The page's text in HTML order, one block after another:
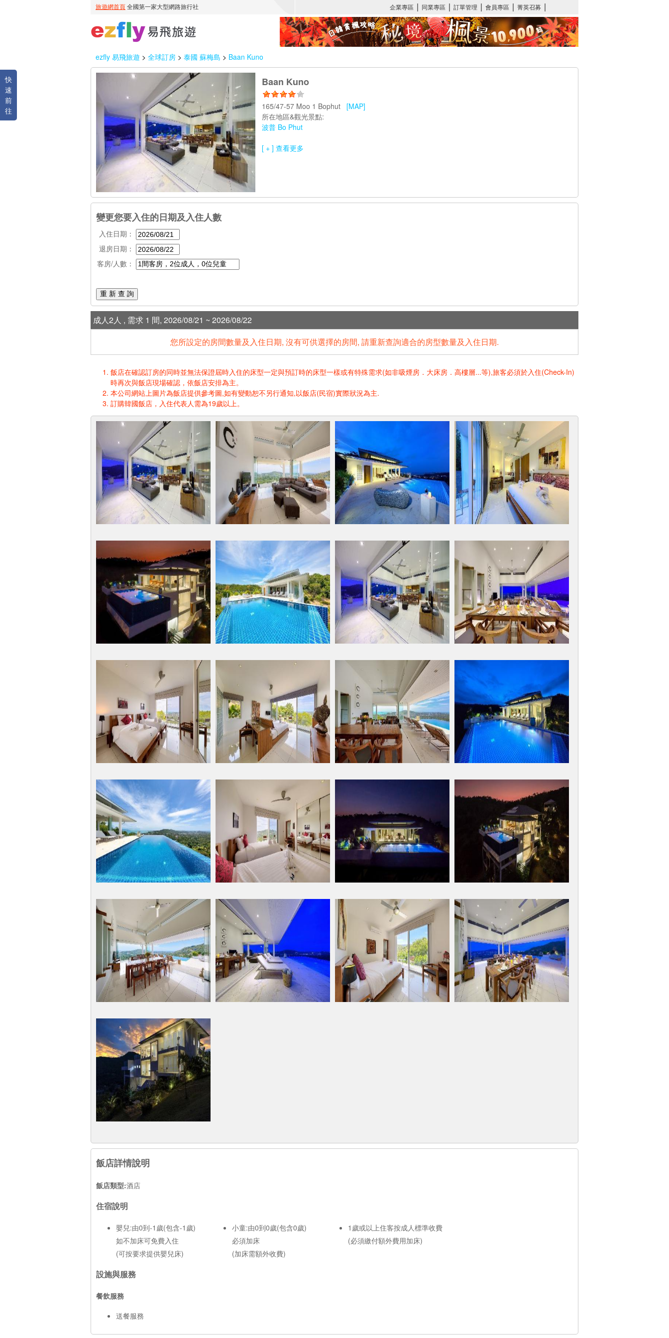
ezfly 易飛旅遊 > 全球訂房 > 泰國 蘇梅島 > Baan Kuno
快
速
前
往
Baan Kuno
165/47-57 Moo 1 Bophut [MAP]
所在地區&觀光景點:
波普 Bo Phut
[ + ] 查看更多
變更您要入住的日期及入住人數
入住日期：
退房日期：
客房/人數：
重 新 查 詢
成人2人 , 需求 1 間, 2026/08/21 ~ 2026/08/22
您所設定的房間數量及入住日期, 沒有可供選擇的房間, 請重新查詢適合的房型數量及入住日期.
飯店在確認訂房的同時並無法保證屆時入住的床型一定與預訂時的床型一樣或有特殊需求(如非吸煙房．大床房．高樓層...等),旅客必須於入住(Check-In)
時再次與飯店現場確認，依飯店安排為主。
本公司網站上圖片為飯店提供參考圖,如有變動恕不另行通知,以飯店(民宿)實際狀況為主.
訂購韓國飯店，入住代表人需為19歲以上。
飯店詳情說明
飯店類型:酒店
住宿說明
嬰兒:由0到-1歲(包含-1歲)
如不加床可免費入住
(可按要求提供嬰兒床)
小童:由0到0歲(包含0歲)
必須加床
(加床需額外收費)
1歲或以上住客按成人標準收費
(必須繳付額外費用加床)
設施與服務
餐飲服務
送餐服務